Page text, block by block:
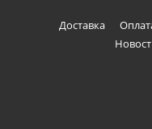
Доставка